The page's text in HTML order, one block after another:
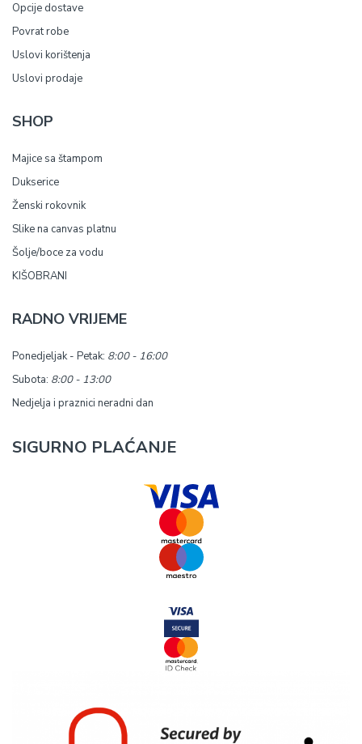
Opcije dostave
Povrat robe
Uslovi korištenja
Uslovi prodaje
SHOP
Majice sa štampom
Dukserice
Ženski rokovnik
Slike na canvas platnu
Šolje/boce za vodu
KIŠOBRANI
RADNO VRIJEME
Ponedjeljak - Petak: 8:00 - 16:00
Subota: 8:00 - 13:00
Nedjelja i praznici neradni dan
SIGURNO PLAĆANJE